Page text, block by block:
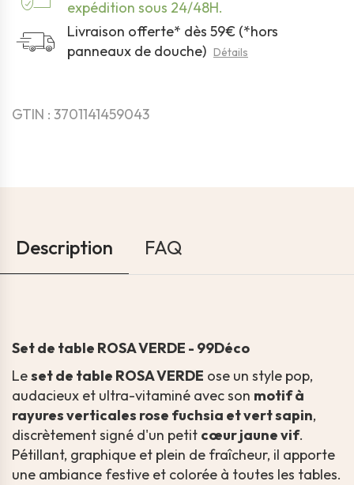
expédition sous 24/48H.
Livraison offerte* dès 59€ (*hors
panneaux de douche) Détails
GTIN : 3701141459043
Description FAQ
Set de table ROSA VERDE - 99Déco
Leset de table ROSA VERDE ose un style pop,
audacieux et ultra-vitaminé avec son motif à
rayures verticales rose fuchsia et vert sapin,
discrètement signé d'un petit cœur jaune vif.
Pétillant, graphique et plein de fraîcheur, il apporte
une ambiance festive et colorée à toutes les tables.